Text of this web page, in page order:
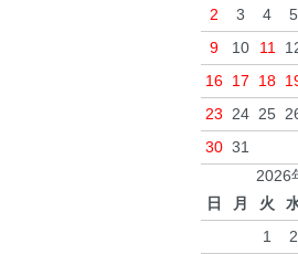
2
3 4 5
9
10 11
16 17 18
23 24 25
30 31
2026
日
月 火
1
2